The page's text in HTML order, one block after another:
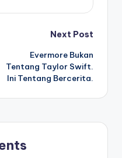
Next Post
Evermore Bukan
Tentang Taylor Swift.
Ini Tentang Bercerita.